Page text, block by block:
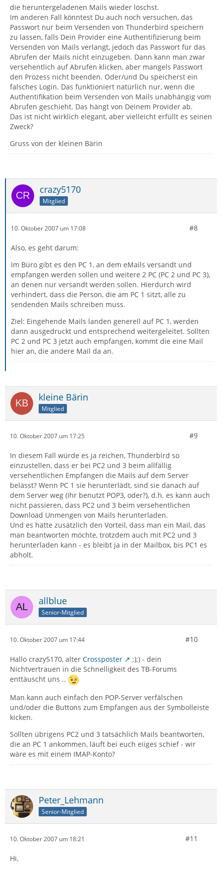
die heruntergeladenen Mails wieder löschst.
Im anderen Fall könntest Du auch noch versuchen, das
Passwort nur beim Versenden von Thunderbird speichern
zu lassen, falls Dein Provider eine Authentifizierung beim
Versenden von Mails verlangt, jedoch das Passwort für das
Abrufen der Mails nicht einzugeben. Dann kann man zwar
versehentlich auf Abrufen klicken, aber mangels Passwort
den Prozess nicht beenden. Oder/und Du speicherst ein
falsches Login. Das funktioniert natürlich nur, wenn die
Authentifikation beim Versenden von Mails unabhängig vom
Abrufen geschieht. Das hängt von Deinem Provider ab.
Das ist nicht wirklich elegant, aber vielleicht erfüllt es seinen
Zweck?
Gruss von der kleinen Bärin
crazy5170
Mitglied
10. Oktober 2007 um 17:08 #8
Also, es geht darum:
Im Büro gibt es den PC 1, an dem eMails versandt und
empfangen werden sollen und weitere 2 PC (PC 2 und PC 3),
an denen nur versandt werden sollen. Hierdurch wird
verhindert, dass die Person, die am PC 1 sitzt, alle zu
sendenden Mails schreiben muss.
Ziel: Eingehende Mails landen generell auf PC 1, werden
dann ausgedruckt und entsprechend weitergeleitet. Sollten
PC 2 und PC 3 jetzt auch empfangen, kommt die eine Mail
hier an, die andere Mail da an.
kleine Bärin
Mitglied
10. Oktober 2007 um 17:25 #9
In diesem Fall würde es ja reichen, Thunderbird so
einzustellen, dass er bei PC2 und 3 beim allfällig
versehentlichen Empfangen die Mails auf dem Server
belässt? Wenn PC 1 sie herunterlädt, sind sie danach auf
dem Server weg (Ihr benutzt POP3, oder?), d.h. es kann auch
nicht passieren, dass PC2 und 3 beim versehentlichen
Download Unmengen von Mails herunterladen.
Und es hätte zusätzlich den Vorteil, dass man ein Mail, das
man beantworten möchte, trotzdem auch mit PC2 und 3
herunterladen kann - es bleibt ja in der Mailbox, bis PC1 es
abholt.
allblue
Senior-Mitglied
10. Oktober 2007 um 17:44 #10
Hallo crazy5170, alter Crossposter
;);) - dein
Nichtvertrauen in die Schnelligkeit des TB-Forums
enttäuscht uns ..
Man kann auch einfach den POP-Server verfälschen
und/oder die Buttons zum Empfangen aus der Symbolleiste
kicken.
Sollten übrigens PC2 und 3 tatsächlich Mails beantworten,
die an PC 1 ankommen, läuft bei euch eiiges schief - wir
wäre es mit einem IMAP-Konto?
Peter_Lehmann
Senior-Mitglied
10. Oktober 2007 um 18:21 #11
Hi,